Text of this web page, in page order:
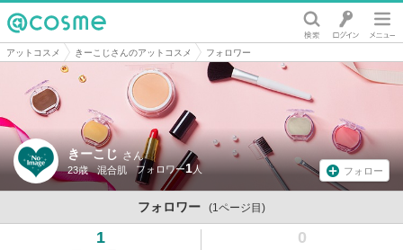
@cosme
アットコスメ きーこじさんのアットコスメ フォロワー
きーこじ さん
23歳 混合肌 1 フォロー
フォロワー (1ページ目)
1 0